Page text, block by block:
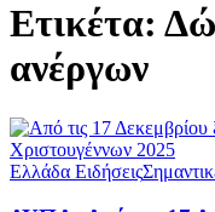
Ετικέτα:
ανέργων
Ελλάδα Ειδήσεις